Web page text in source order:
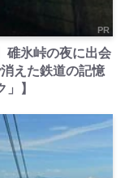
PR
碓氷峠の夜に出会
えた鉄道の記憶
】